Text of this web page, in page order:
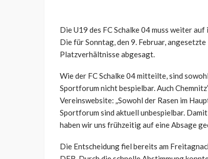
Die U19 des FC Schalke 04 muss weiter
Die für Sonntag, den 9. Februar,
Platzverhältnisse abgesagt.
Wie der FC Schalke 04 mitteilte, sind
Sportforum nicht bespielbar. Auch
Vereinswebsite: „Sowohl der Rasen im
Sportforum sind aktuell unbespielbar.
haben wir uns frühzeitig auf eine Absage
Die Entscheidung fiel bereits am